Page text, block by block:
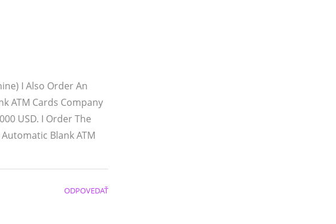
I Also Order An
ATM Cards Company
USD. I Order The
Blank ATM
ODPOVEDAŤ